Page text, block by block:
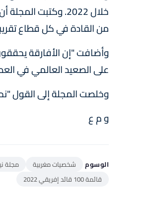
من القادة في كل قطاع
وأضافت "إن الأفارقة
على الصعيد العالمي في
وخلصت المجلة إلى القول
و م ع
الوسوم شخصيات مغربية مجلة
قائمة 100 قائد إفريقي 2022